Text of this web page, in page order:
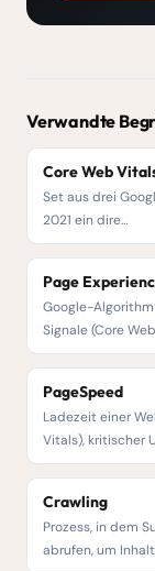
Verwandte
Core Web
Set aus drei
2021 ein dire…
Page
Google-
Signale (Core
PageSpeed
Ladezeit einer
Vitals), kritischer
Crawling
Prozess, in dem
abrufen, um